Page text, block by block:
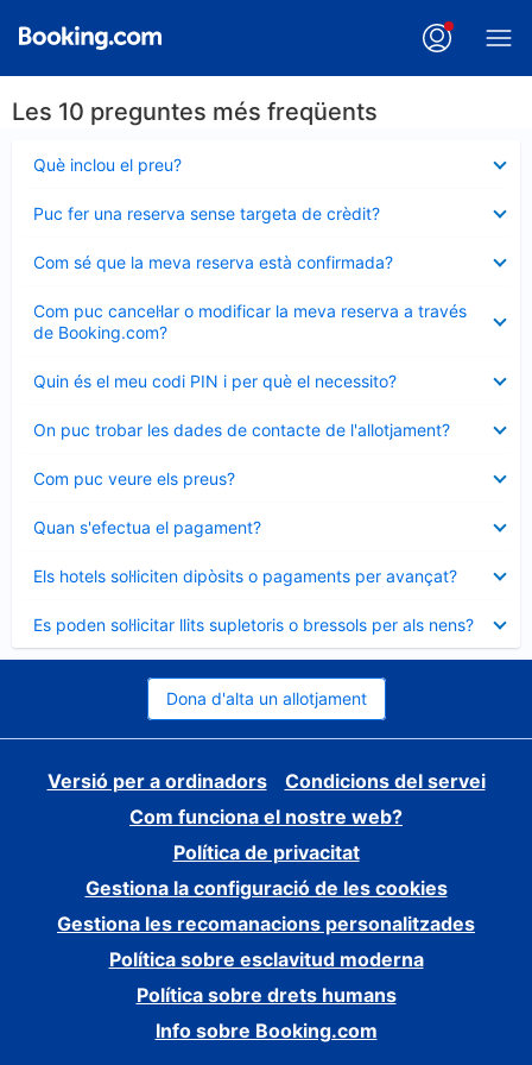
Les 10 preguntes més freqüents
Què inclou el preu?
tancat
Puc fer una reserva sense targeta de crèdit?
tancat
Com sé que la meva reserva està confirmada?
tancat
Com puc cancel·lar o modificar la meva reserva a través
de Booking.com?
tancat
Quin és el meu codi PIN i per què el necessito?
tancat
On puc trobar les dades de contacte de l'allotjament?
tancat
Com puc veure els preus?
tancat
Quan s'efectua el pagament?
tancat
Els hotels sol·liciten dipòsits o pagaments per avançat?
tancat
Es poden sol·licitar llits supletoris o bressols per als nens?
tancat
Dona d'alta un allotjament
Versió per a ordinadors
Condicions del servei
Com funciona el nostre web?
Política de privacitat
Gestiona la configuració de les cookies
Gestiona les recomanacions personalitzades
Política sobre esclavitud moderna
Política sobre drets humans
Info sobre Booking.com